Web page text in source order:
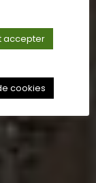
accepter
cookies